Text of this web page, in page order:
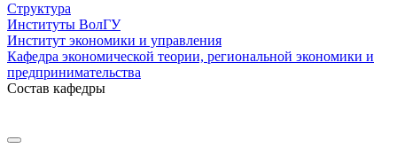
Структура
Институты ВолГУ
Институт экономики и управления
Кафедра экономической теории, региональной экономики и
предпринимательства
Состав кафедры